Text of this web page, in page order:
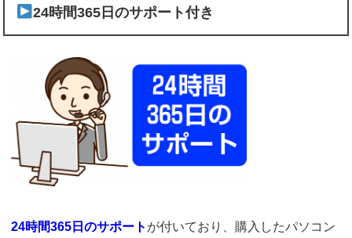
24時間365日のサポート付き
24時間365日のサポート が付いており、購入したパソコン